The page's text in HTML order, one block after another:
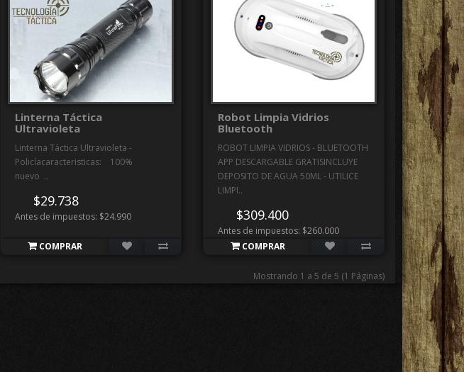
Linterna Táctica
Ultravioleta
Linterna Táctica Ultravioleta -
Policíacaracteristicas: 100%
nuevo ..
$29.738
Antes de impuestos: $24.990
COMPRAR
Robot Limpia Vidrios
Bluetooth
ROBOT LIMPIA VIDRIOS - BLUETOOTH
APP DESCARGABLE GRATISINCLUYE
DEPOSITO DE AGUA 50ML - UTILICE
LIMPI..
$309.400
Antes de impuestos: $260.000
COMPRAR
Mostrando 1 a 5 de 5 (1 Páginas)